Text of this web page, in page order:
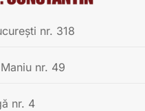
nr. 318
nr. 49
nr. 4